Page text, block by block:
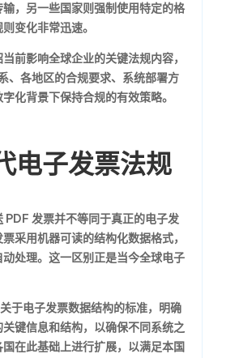
，另一些国家则强制使用特定的格
变化非常迅速。
前影响全球企业的关键法规内容，
、各地区的合规要求、系统部署方
化背景下保持合规的有效策略。
电子发票法规
PDF 发票并不等同于真正的电子发
采用机器可读的结构化数据格式，
处理。这一区别正是当今全球电子
于电子发票数据结构的标准，明确
键信息和结构，以确保不同系统之
在此基础上进行扩展，以满足本国